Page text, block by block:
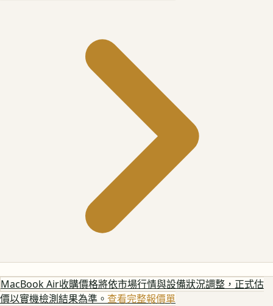
MacBook Air收購價格將依市場行情與設備狀況調整，正式估
價以實機檢測結果為準。 查看完整報價單